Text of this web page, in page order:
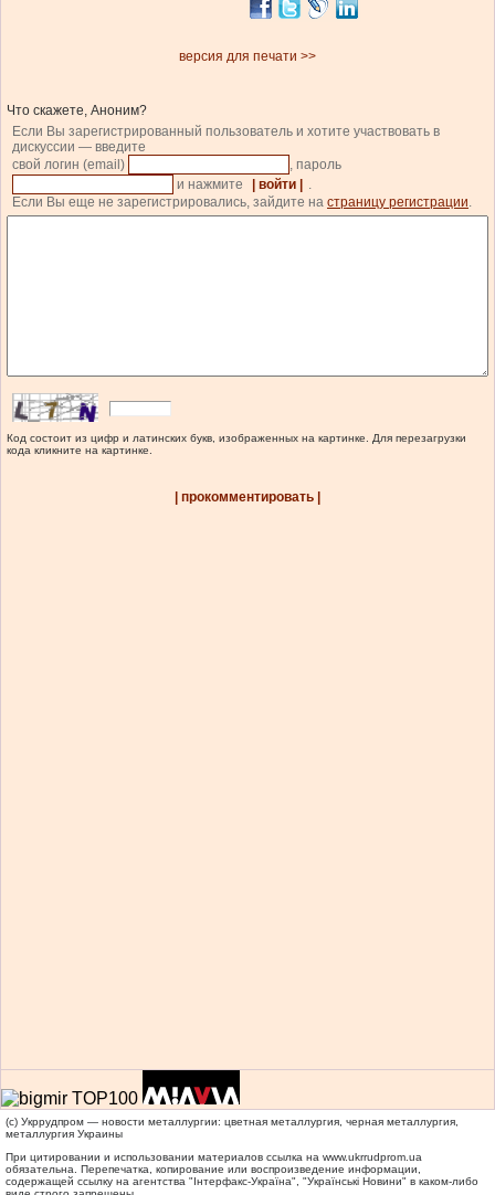
версия для печати >>
Что скажете, Аноним?
Если Вы зарегистрированный пользователь и хотите участвовать в
дискуссии — введите
свой логин (email)
, пароль
и нажмите
| войти |
.
Если Вы еще не зарегистрировались, зайдите на страницу регистрации.
Код состоит из цифр и латинских букв, изображенных на картинке. Для перезагрузки
кода кликните на картинке.
| прокомментировать |
(c) Укррудпром — новости металлургии: цветная металлургия, черная металлургия,
металлургия Украины
При цитировании и использовании материалов ссылка на www.ukrrudprom.ua
обязательна. Перепечатка, копирование или воспроизведение информации,
содержащей ссылку на агентства "Iнтерфакс-Україна", "Українськi Новини" в каком-либо